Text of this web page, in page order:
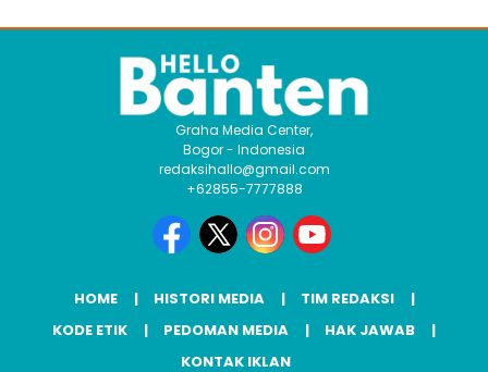
Graha Media Center,
Bogor - Indonesia
redaksihallo@gmail.com
+62855-7777888
HOME HISTORI MEDIA
TIM REDAKSI
KODE ETIK
PEDOMAN MEDIA
HAK JAWAB
KONTAK IKLAN